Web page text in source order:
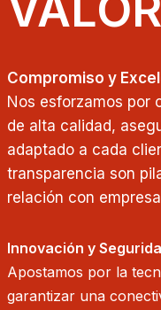
Compromiso y
Nos esforzamos por
de alta calidad,
adaptado a cada
transparencia son
relación con
Innovación y
Apostamos por la
garantizar una